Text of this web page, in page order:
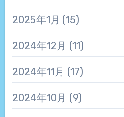
2025年1月 (15)
2024年12月 (11)
2024年11月 (17)
2024年10月 (9)